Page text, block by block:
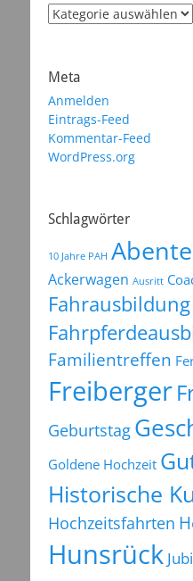
Kategorien
Meta
Anmelden
Eintrags-Feed
Kommentar-Feed
WordPress.org
Schlagwörter
10 Jahre PAH
Ackerwagen Ausritt
Fahrausbildung
Familientreffen
Freiberger
Geburtstag
Goldene Hochzeit
Historische
Hochzeitsfahrten
Hunsrück